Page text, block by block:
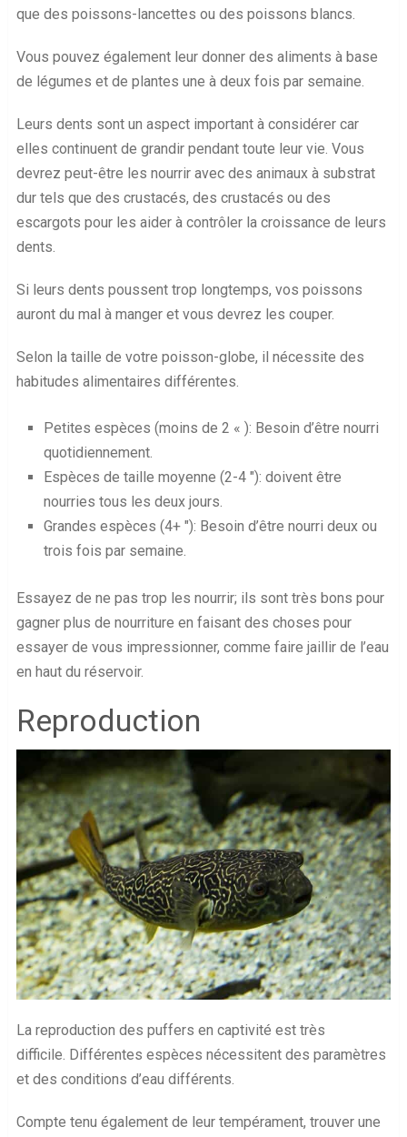
que des poissons-lancettes ou des poissons blancs.
Vous pouvez également leur donner des aliments à base
de légumes et de plantes une à deux fois par semaine.
Leurs dents sont un aspect important à considérer car
elles continuent de grandir pendant toute leur vie. Vous
devrez peut-être les nourrir avec des animaux à substrat
dur tels que des crustacés, des crustacés ou des
escargots pour les aider à contrôler la croissance de leurs
dents.
Si leurs dents poussent trop longtemps, vos poissons
auront du mal à manger et vous devrez les couper.
Selon la taille de votre poisson-globe, il nécessite des
habitudes alimentaires différentes.
Petites espèces (moins de 2 « ): Besoin d’être nourri
quotidiennement.
Espèces de taille moyenne (2-4 ″): doivent être
nourries tous les deux jours.
Grandes espèces (4+ ″): Besoin d’être nourri deux ou
trois fois par semaine.
Essayez de ne pas trop les nourrir; ils sont très bons pour
gagner plus de nourriture en faisant des choses pour
essayer de vous impressionner, comme faire jaillir de l’eau
en haut du réservoir.
Reproduction
La reproduction des puffers en captivité est très
difficile. Différentes espèces nécessitent des paramètres
et des conditions d’eau différents.
Compte tenu également de leur tempérament, trouver une